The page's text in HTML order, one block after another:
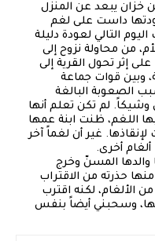
خزان يبعد عن المنزل
عودتها داست على لغم
التالي لعودة دليلة
من محاولة نزوح إلى
إثر تحول القرية إلى
وبين قوات جماعة
الصعوبة البالغة
وشيكاً. لم تكن تعلم أنها
اللغم، ظنت ابنة عمها
غير أن لغماً آخر
ألغام أخرى.
المسنّ وخرج
حذرته من الاقتراب
الألغام، لكنه اقترب
وسحبني أيضاً بنفس